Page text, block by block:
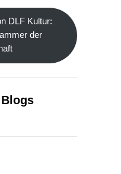
DLF Kultur:
der